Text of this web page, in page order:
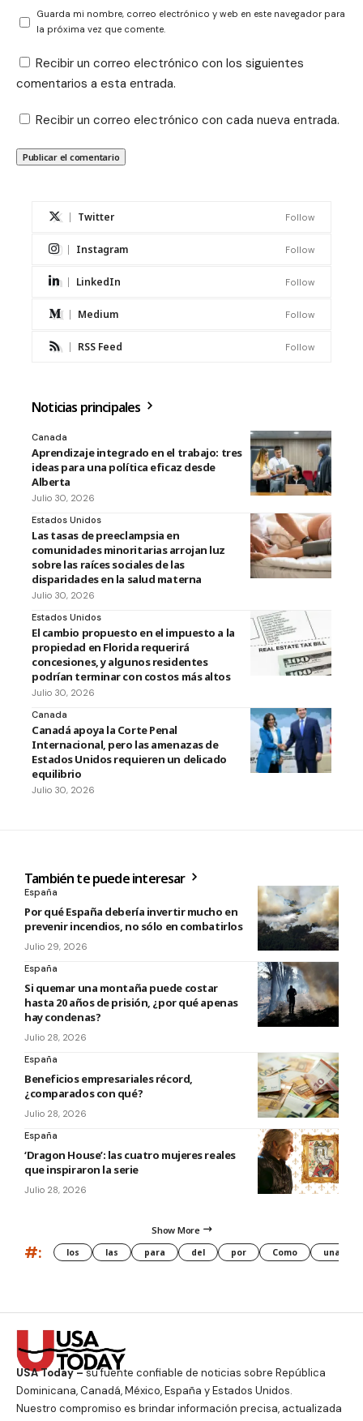
Guarda mi nombre, correo electrónico y web en este navegador para
la próxima vez que comente.
Recibir un correo electrónico con los siguientes
comentarios a esta entrada.
Recibir un correo electrónico con cada nueva entrada.
Twitter Follow
Instagram Follow
LinkedIn Follow
Medium Follow
RSS Feed Follow
Noticias principales
Canada
Aprendizaje integrado en el trabajo: tres
ideas para una política eficaz desde
Alberta
Julio 30, 2026
Estados Unidos
Las tasas de preeclampsia en
comunidades minoritarias arrojan luz
sobre las raíces sociales de las
disparidades en la salud materna
Julio 30, 2026
Estados Unidos
El cambio propuesto en el impuesto a la
propiedad en Florida requerirá
concesiones, y algunos residentes
podrían terminar con costos más altos
Julio 30, 2026
Canada
Canadá apoya la Corte Penal
Internacional, pero las amenazas de
Estados Unidos requieren un delicado
equilibrio
Julio 30, 2026
También te puede interesar
España
Por qué España debería invertir mucho en
prevenir incendios, no sólo en combatirlos
Julio 29, 2026
España
Si quemar una montaña puede costar
hasta 20 años de prisión, ¿por qué apenas
hay condenas?
Julio 28, 2026
España
Beneficios empresariales récord,
¿comparados con qué?
Julio 28, 2026
España
‘Dragon House’: las cuatro mujeres reales
que inspiraron la serie
Julio 28, 2026
Show More
#: los las para del por Como una
USA Today –su fuente confiable de noticias sobre República
Dominicana, Canadá, México, España y Estados Unidos.
Nuestro compromiso es brindar información precisa, actualizada